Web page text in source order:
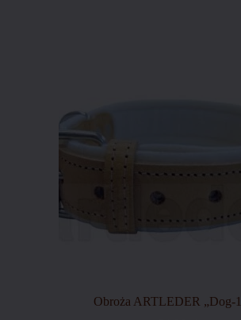
Obroża ARTLEDER „Dog-